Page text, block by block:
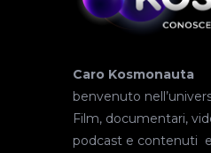
Caro Kosmonauta
benvenuto
Film, documentari,
podcast e contenuti